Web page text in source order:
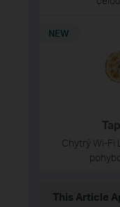
Chytrý Wi-Fi
NEW
This Article